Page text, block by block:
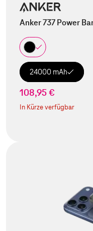
Anker 737 Power
24000 mAh
108,95 €
In Kürze verfügbar